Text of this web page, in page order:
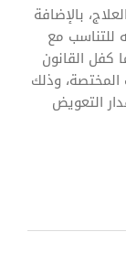
بالإضافة
للتناسب مع
كفل القانون
وذلك
التعويض